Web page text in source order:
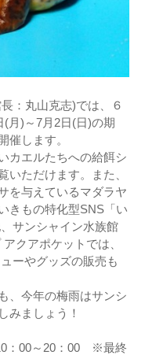
：丸山克志)では、６
(月)～7月2日(日)の期
催します。
カエルたちへの給餌シ
いただけます。また、
を与えているマダラヤ
きもの特化型SNS「い
サンシャイン水族館
クアポケットでは、
ーやグッズの販売も
、今年の梅雨はサンシ
みましょう！
：00～20：00 ※最終